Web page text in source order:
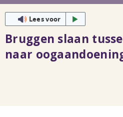
Lees voor
Bruggen slaan
naar